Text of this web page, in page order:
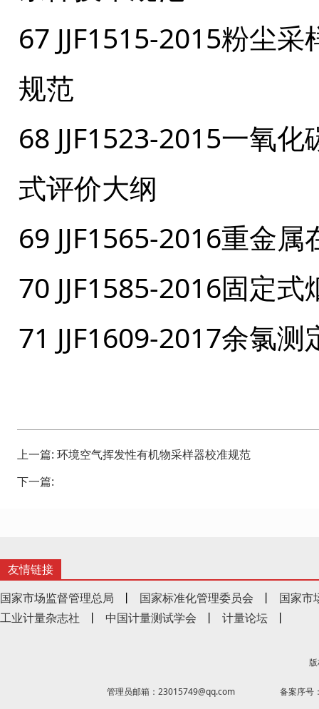
67 JJF1515-2015粉尘
规范
68 JJF1523-2015一氧
式评价大纲
69 JJF1565-2016重金
70 JJF1585-2016固定
71 JJF1609-2017余氯
上一篇: 环境空气挥发性有机物采样器校准规范
下一篇:
友情链接
国家市场监督管理总局
丨 国家标准化管理委员会 丨
国家市
工业计量杂志社
丨 中国计量测试学会 丨 计量论坛 丨
管理员邮箱：23015749@qq.com 备案序号